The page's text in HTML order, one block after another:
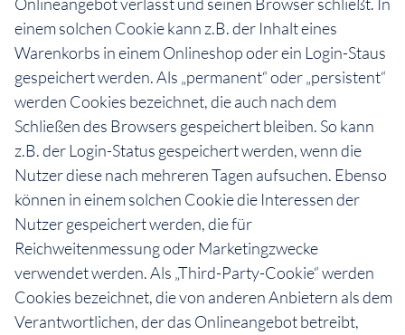
einem solchen Cookie kann z.B. der Inhalt eines
Warenkorbs in einem Onlineshop oder ein Login-Staus
gespeichert werden. Als „permanent“ oder „persistent“
werden Cookies bezeichnet, die auch nach dem
Schließen des Browsers gespeichert bleiben. So kann
z.B. der Login-Status gespeichert werden, wenn die
Nutzer diese nach mehreren Tagen aufsuchen. Ebenso
können in einem solchen Cookie die Interessen der
Nutzer gespeichert werden, die für
Reichweitenmessung oder Marketingzwecke
verwendet werden. Als „Third-Party-Cookie“ werden
Cookies bezeichnet, die von anderen Anbietern als dem
Verantwortlichen, der das Onlineangebot betreibt,